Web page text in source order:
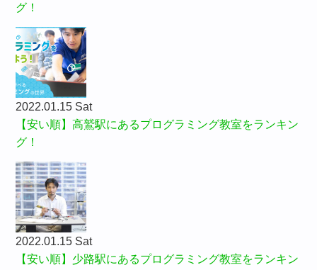
グ！
2022.01.15 Sat
【安い順】高鷲駅にあるプログラミング教室をランキン
グ！
2022.01.15 Sat
【安い順】少路駅にあるプログラミング教室をランキン